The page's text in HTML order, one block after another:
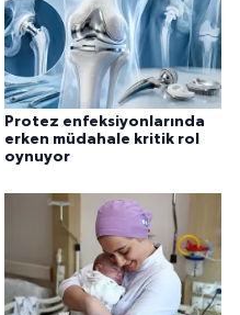
Protez enfeksiyonlarında
erken müdahale kritik rol
oynuyor